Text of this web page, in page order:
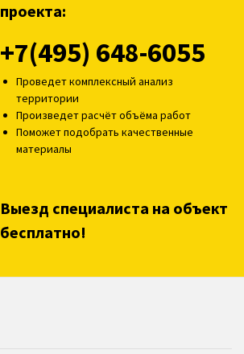
проекта:
+7(495) 648-6055
Проведет комплексный анализ
территории
Произведет расчёт объёма работ
Поможет подобрать качественные
материалы
Выезд специалиста на объект
бесплатно!